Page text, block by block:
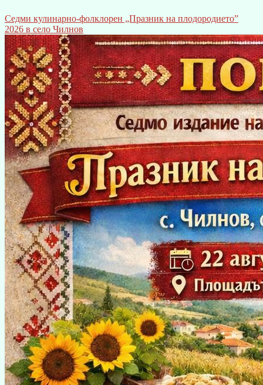
Седми кулинарно-фолклорен „Празник на плодородието”
2026 в село Чилнов